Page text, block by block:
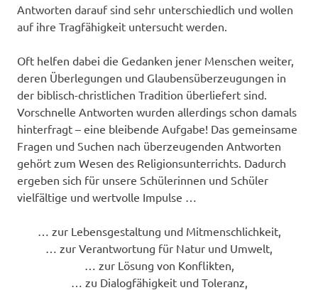
Antworten darauf sind sehr unterschiedlich und wollen
auf ihre Tragfähigkeit untersucht werden.
Oft helfen dabei die Gedanken jener Menschen weiter,
deren Überlegungen und Glaubensüberzeugungen in
der biblisch-christlichen Tradition überliefert sind.
Vorschnelle Antworten wurden allerdings schon damals
hinterfragt – eine bleibende Aufgabe! Das gemeinsame
Fragen und Suchen nach überzeugenden Antworten
gehört zum Wesen des Religionsunterrichts. Dadurch
ergeben sich für unsere Schülerinnen und Schüler
vielfältige und wertvolle Impulse …
… zur Lebensgestaltung und Mitmenschlichkeit,
… zur Verantwortung für Natur und Umwelt,
… zur Lösung von Konflikten,
… zu Dialogfähigkeit und Toleranz,